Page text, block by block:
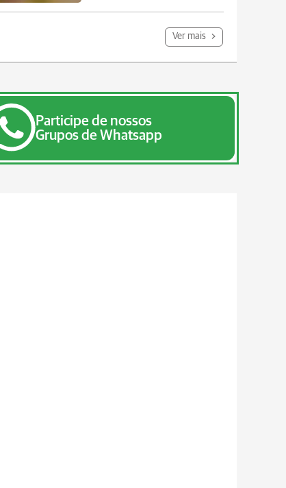
Ver mais
Participe de nossos
Grupos de Whatsapp